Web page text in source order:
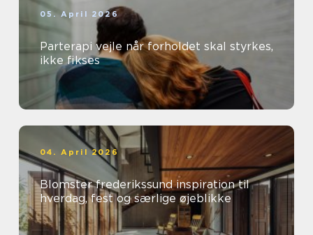
05. April 2026
Parterapi vejle når forholdet skal styrkes,
ikke fikses
04. April 2026
Blomster frederikssund inspiration til
hverdag, fest og særlige øjeblikke